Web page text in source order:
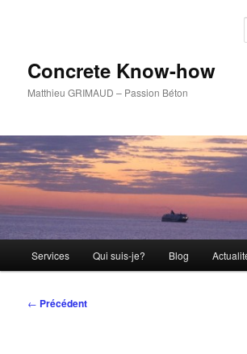
Concrete Know-how
Matthieu GRIMAUD – Passion Béton
principal
Services Qui suis-je? Blog
Navigation
← Précédent